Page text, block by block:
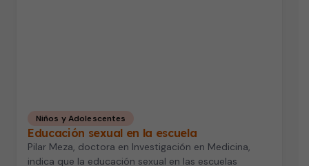
Niños y Adolescentes
Educación sexual en la escuela
Pilar Meza, doctora en Investigación en Medicina,
indica que la educación sexual en las escuelas